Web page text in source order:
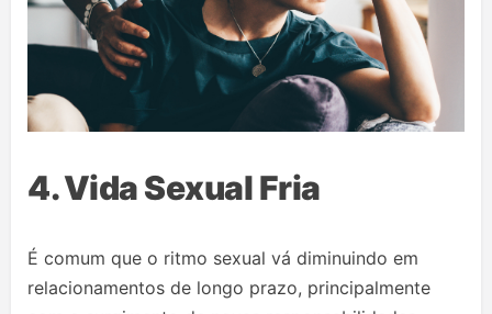
4. Vida Sexual Fria
É comum que o ritmo sexual vá diminuindo em
relacionamentos de longo prazo, principalmente